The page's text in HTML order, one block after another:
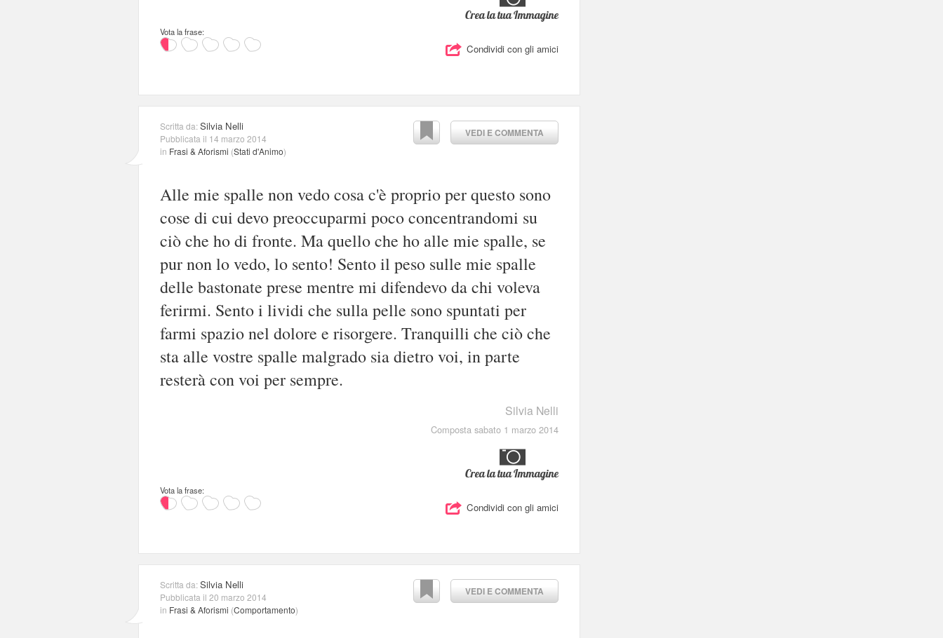
Crea la tua Immagine
Vota la frase:
Condividi con gli amici
VEDI E COMMENTA
Scritta da:Silvia Nelli
Pubblicata il 14 marzo 2014
in Frasi & Aforismi (Stati d'Animo)
Alle mie spalle non vedo cosa c'è proprio per questo sono
cose di cui devo preoccuparmi poco concentrandomi su
ciò che ho di fronte. Ma quello che ho alle mie spalle, se
pur non lo vedo, lo sento! Sento il peso sulle mie spalle
delle bastonate prese mentre mi difendevo da chi voleva
ferirmi. Sento i lividi che sulla pelle sono spuntati per
farmi spazio nel dolore e risorgere. Tranquilli che ciò che
sta alle vostre spalle malgrado sia dietro voi, in parte
resterà con voi per sempre.
Silvia Nelli
Composta sabato 1 marzo 2014
Crea la tua Immagine
Vota la frase:
Condividi con gli amici
VEDI E COMMENTA
Scritta da:Silvia Nelli
Pubblicata il 20 marzo 2014
in Frasi & Aforismi (Comportamento)